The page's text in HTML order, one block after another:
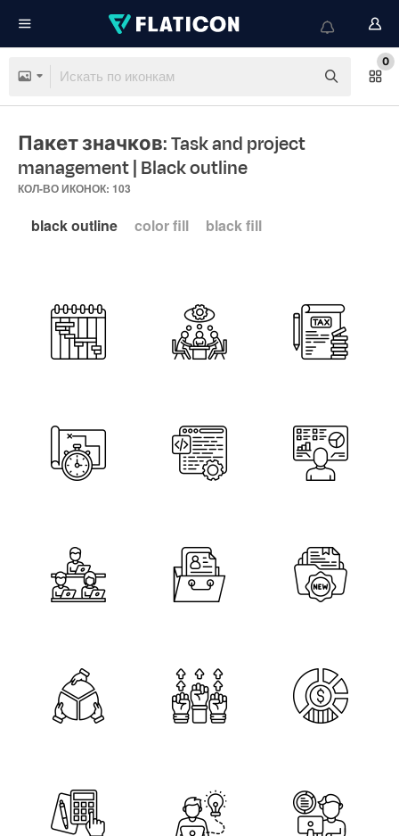
0
Пакет значков: Task and project
management| Black outline
КОЛ-ВО ИКОНОК: 103
black outline color fill black fill